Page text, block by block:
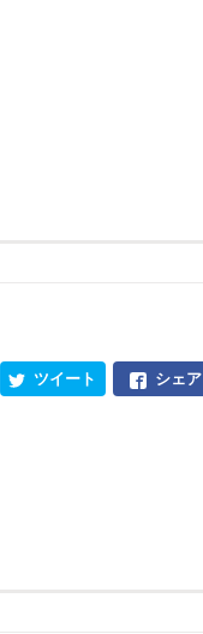
シェア
ツイート